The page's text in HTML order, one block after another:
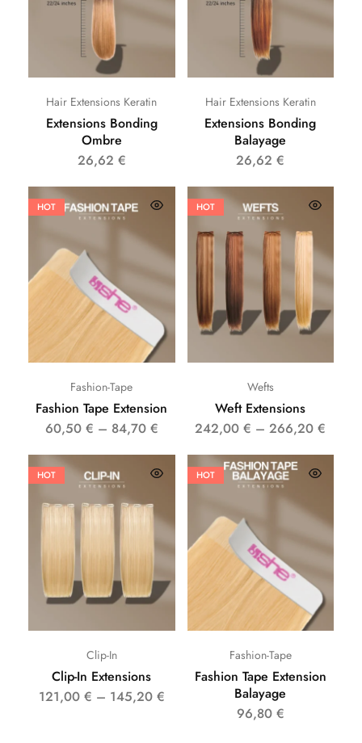
Hair Extensions Keratin
Extensions Bonding
Ombre
26,62 €
Hair Extensions Keratin
Extensions Bonding
Balayage
26,62€
HOT
Fashion-Tape
Fashion Tape Extension
60,50 € – 84,70 €
HOT
Wefts
Weft Extensions
242,00€ –266,20€
HOT
Clip-In
Clip-In Extensions
121,00 € – 145,20 €
HOT
Fashion-Tape
Fashion Tape Extension
Balayage
96,80 €